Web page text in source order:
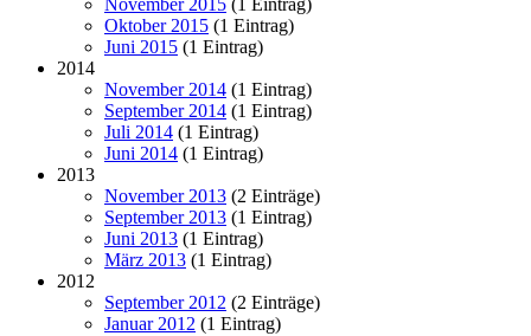
November 2015 (1 Eintrag)
Oktober 2015 (1 Eintrag)
Juni 2015 (1 Eintrag)
2014
November 2014 (1 Eintrag)
September 2014 (1 Eintrag)
Juli 2014 (1 Eintrag)
Juni 2014 (1 Eintrag)
2013
November 2013 (2 Einträge)
September 2013 (1 Eintrag)
Juni 2013 (1 Eintrag)
März 2013 (1 Eintrag)
2012
September 2012 (2 Einträge)
Januar 2012 (1 Eintrag)